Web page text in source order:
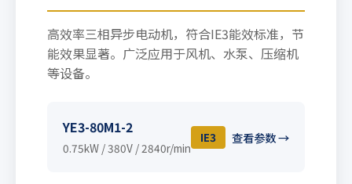
高效率三相异步电动机，符合IE3能效标准，节
能效果显著。广泛应用于风机、水泵、压缩机
等设备。
YE3-80M1-2
0.75kW / 380V / 2840r/min
IE3 查看参数 →